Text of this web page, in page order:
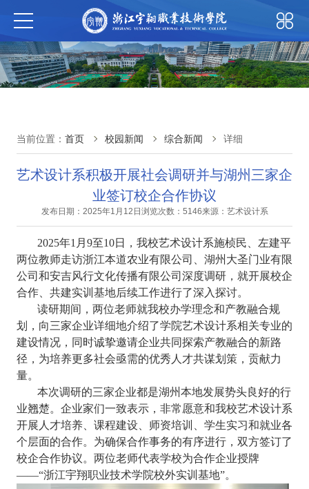
当前位置： 首页 校园新闻 综合新闻 详细
艺术设计系积极开展社会调研并与湖州三家企
业签订校企合作协议
发布日期：2025年1月12日 浏览次数：5146来源：艺术设计系
2025年1月9至10日，我校艺术设计系施桢民、左建平
两位教师走访浙江本道农业有限公司、湖州大圣门业有限
公司和安吉风行文化传播有限公司深度调研，就开展校企
合作、共建实训基地后续工作进行了深入探讨。
读研期间，两位老师就我校办学理念和产教融合规
划，向三家企业详细地介绍了学院艺术设计系相关专业的
建设情况，同时诚挚邀请企业共同探索产教融合的新路
径，为培养更多社会亟需的优秀人才共谋划策，贡献力
量。
本次调研的三家企业都是湖州本地发展势头良好的行
业翘楚。企业家们一致表示，非常愿意和我校艺术设计系
开展人才培养、课程建设、师资培训、学生实习和就业各
个层面的合作。为确保合作事务的有序进行，双方签订了
校企合作协议。两位老师代表学校为合作企业授牌
——“浙江宇翔职业技术学院校外实训基地”。